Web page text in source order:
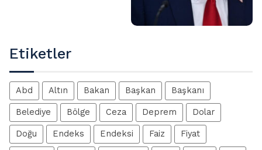
Etiketler
Abd Altın Bakan Başkan Başkanı
Belediye Bölge Ceza Deprem Dolar
Doğu Endeks Endeksi Faiz Fiyat